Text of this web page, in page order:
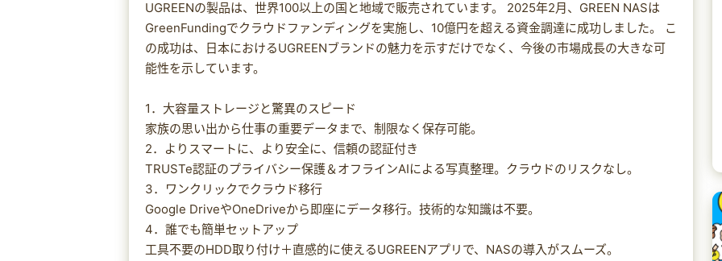
UGREENの製品は、世界100以上の国と地域で販売されています。 2025年2月、GREEN NASは
GreenFundingでクラウドファンディングを実施し、10億円を超える資金調達に成功しました。 こ
の成功は、日本におけるUGREENブランドの魅力を示すだけでなく、今後の市場成長の大きな可
能性を示しています。
1．大容量ストレージと驚異のスピード
家族の思い出から仕事の重要データまで、制限なく保存可能。
2．よりスマートに、より安全に、信頼の認証付き
TRUSTe認証のプライバシー保護＆オフラインAIによる写真整理。クラウドのリスクなし。
3．ワンクリックでクラウド移行
Google DriveやOneDriveから即座にデータ移行。技術的な知識は不要。
4．誰でも簡単セットアップ
工具不要のHDD取り付け＋直感的に使えるUGREENアプリで、NASの導入がスムーズ。